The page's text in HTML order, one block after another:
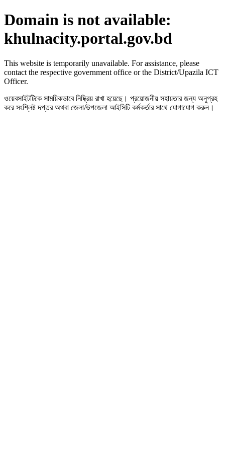
Domain is not available:
khulnacity.portal.gov.bd
This website is temporarily unavailable. For assistance, please
contact the respective government office or the District/Upazila ICT
Officer.
ওয়েবসাইটটিকে সাময়িকভাবে নিষ্ক্রিয় রাখা হয়েছে। প্রয়োজনীয় সহায়তার জন্য অনুগ্রহ
করে সংশ্লিষ্ট দপ্তর অথবা জেলা/উপজেলা আইসিটি কর্মকর্তার সাথে যোগাযোগ করুন।